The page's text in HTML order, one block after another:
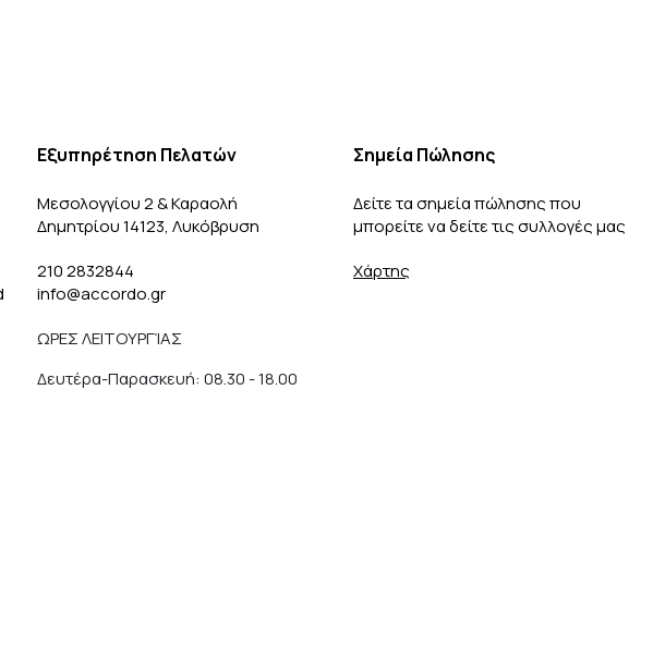
Εξυπηρέτηση Πελατών
Μεσολογγίου 2 & Καραολή
Δημητρίου 14123, Λυκόβρυση
210 2832844
info@accordo.gr
ΩΡΕΣ ΛΕΙΤΟΥΡΓΊΑΣ
Δευτέρα-Παρασκευή: 08.30 - 18.00
Σημεία Πώλησης
Δείτε τα σημεία πώλησης που
μπορείτε να δείτε τις συλλογές μας
Χάρτης